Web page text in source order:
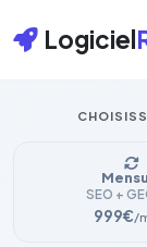
Logiciel
SEO +
999€/